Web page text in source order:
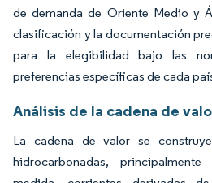
de demanda de Oriente Medio y
clasificación y la documentación
para la elegibilidad bajo las
preferencias específicas de cada
Análisis de la cadena de
La cadena de valor se
hidrocarbonadas,